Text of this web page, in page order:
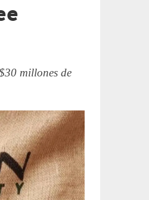
millones de